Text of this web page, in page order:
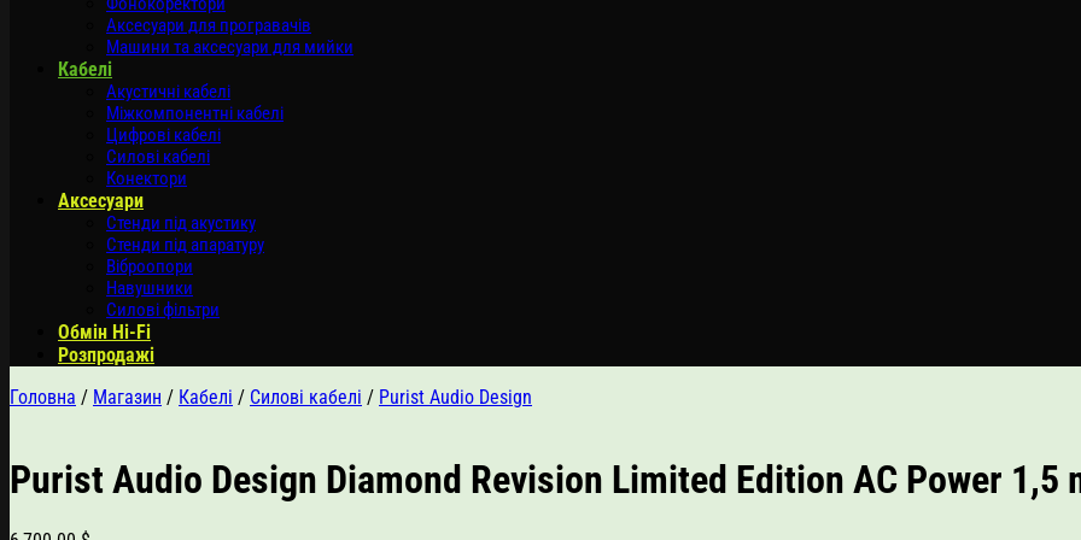
Аксесуари для програвачів
Машини та аксесуари для мийки
Кабелі
Акустичні кабелі
Міжкомпонентні кабелі
Цифрові кабелі
Силові кабелі
Конектори
Аксесуари
Стенди під акустику
Стенди під апаратуру
Віброопори
Навушники
Силові фільтри
Обмін Hi-Fi
Розпродажі
Головна / Магазин / Кабелі / Силові кабелі / Purist Audio Design
Purist Audio Design Diamond Revision Limited Edition AC Power 1,5